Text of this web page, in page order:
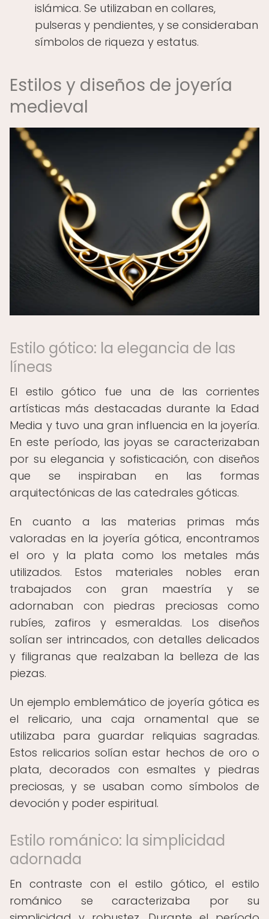
islámica. Se utilizaban en collares,
pulseras y pendientes, y se consideraban
símbolos de riqueza y estatus.
Estilos y diseños de joyería
medieval
Estilo gótico: la elegancia de las
líneas
El estilo gótico fue una de las corrientes
artísticas más destacadas durante la Edad
Media y tuvo una gran influencia en la joyería.
En este período, las joyas se caracterizaban
por su elegancia y sofisticación, con diseños
que se inspiraban en las formas
arquitectónicas de las catedrales góticas.
En cuanto a las materias primas más
valoradas en la joyería gótica, encontramos
el oro y la plata como los metales más
utilizados. Estos materiales nobles eran
trabajados con gran maestría y se
adornaban con piedras preciosas como
rubíes, zafiros y esmeraldas. Los diseños
solían ser intrincados, con detalles delicados
y filigranas que realzaban la belleza de las
piezas.
Un ejemplo emblemático de joyería gótica es
el relicario, una caja ornamental que se
utilizaba para guardar reliquias sagradas.
Estos relicarios solían estar hechos de oro o
plata, decorados con esmaltes y piedras
preciosas, y se usaban como símbolos de
devoción y poder espiritual.
Estilo románico: la simplicidad
adornada
En contraste con el estilo gótico, el estilo
románico se caracterizaba por su